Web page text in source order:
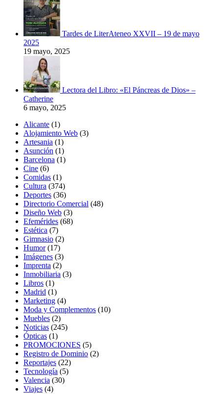
Tardes de LiterAteneo XXVII – 19 de mayo
2025
19 mayo, 2025
Lectora del Libro: «El Páncreas de Dios» –
Catherine
6 mayo, 2025
Alicante (1)
Alojamiento Web (3)
Artesania (1)
Asunción (1)
Barcelona (1)
Cine (6)
Comidas (1)
Cultura (374)
Deportes (36)
Directorio Comercial (48)
Diseño Web (3)
Efemérides (68)
Estética (7)
Gimnasio (2)
Humor(17)
Imágenes (3)
Imprenta (2)
Inmobiliaria (3)
Libros (1)
Madrid (1)
Marketing (4)
Moda y Complementos (10)
Muebles (2)
Noticias (245)
Ópticas (1)
PROMOCIONES (5)
Registro de Dominio (2)
Reportajes (22)
Tecnología (5)
Valencia (30)
Viajes (4)